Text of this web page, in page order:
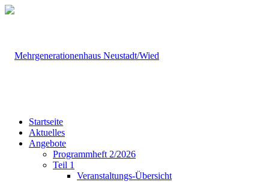
Startseite
Aktuelles
Angebote
Programmheft 2/2026
Teil 1
Veranstaltungs-Übersicht